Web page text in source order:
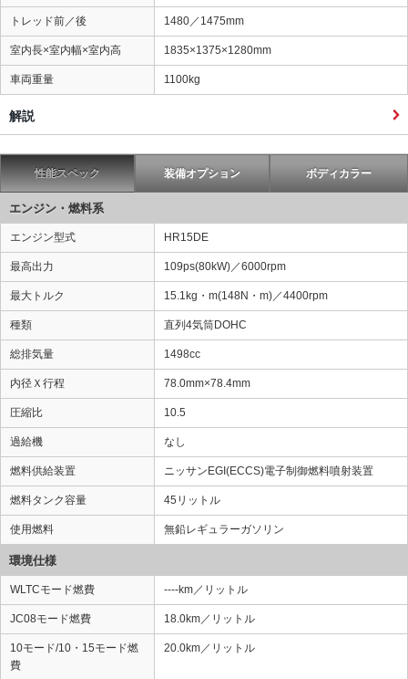
トレッド前／後 1480／1475mm
室内長×室内幅×室内高 1835×1375×1280mm
車両重量 1100kg
解説
性能スペック 装備オプション ボディカラー
エンジン・燃料系
エンジン型式 HR15DE
最高出力 109ps(80kW)／6000rpm
最大トルク 15.1kg・m(148N・m)／4400rpm
種類 直列4気筒DOHC
総排気量 1498cc
内径Ｘ行程 78.0mm×78.4mm
圧縮比 10.5
過給機 なし
燃料供給装置 ニッサンEGI(ECCS)電子制御燃料噴射装置
燃料タンク容量 45リットル
使用燃料 無鉛レギュラーガソリン
環境仕様
WLTCモード燃費 ----km／リットル
JC08モード燃費 18.0km／リットル
10モード/10・15モード燃
費
20.0km／リットル